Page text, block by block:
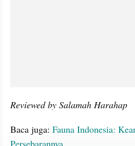
Reviewed by Salamah Harahap
Baca juga: Fauna Indonesia:
Persebarannya